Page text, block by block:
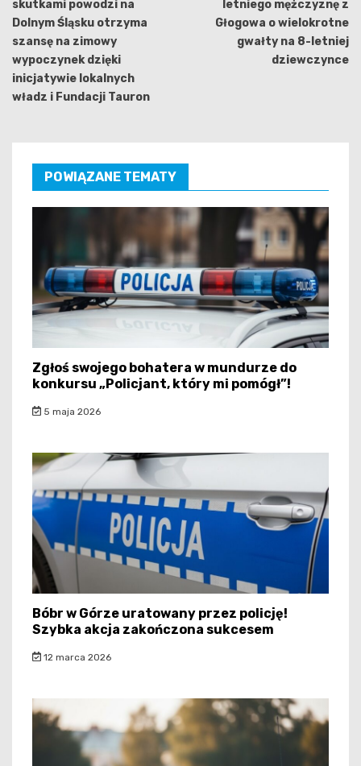
skutkami powodzi na
Dolnym Śląsku otrzyma
szansę na zimowy
wypoczynek dzięki
inicjatywie lokalnych
władz i Fundacji Tauron
letniego mężczyznę z
Głogowa o wielokrotne
gwałty na 8-letniej
dziewczynce
POWIĄZANE TEMATY
Zgłoś swojego bohatera w mundurze do
konkursu „Policjant, który mi pomógł”!
5 maja 2026
Bóbr w Górze uratowany przez policję!
Szybka akcja zakończona sukcesem
12 marca 2026